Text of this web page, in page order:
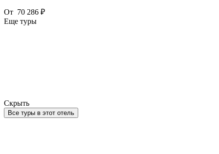
От 70 286 ₽
Еще туры
Скрыть
Все туры в этот отель